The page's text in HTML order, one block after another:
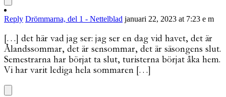
Reply Drömmarna, del 1 - Nettelblad januari 22, 2023 at 7:23 e m
[…] det här vad jag ser: jag ser en dag vid havet, det är
Ålandssommar, det är sensommar, det är säsongens slut.
Semestrarna har börjat ta slut, turisterna börjat åka hem.
Vi har varit lediga hela sommaren […]